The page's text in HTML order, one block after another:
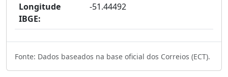
Longitude
IBGE:
-51.44492
Fonte: Dados baseados na base oficial dos Correios (ECT).